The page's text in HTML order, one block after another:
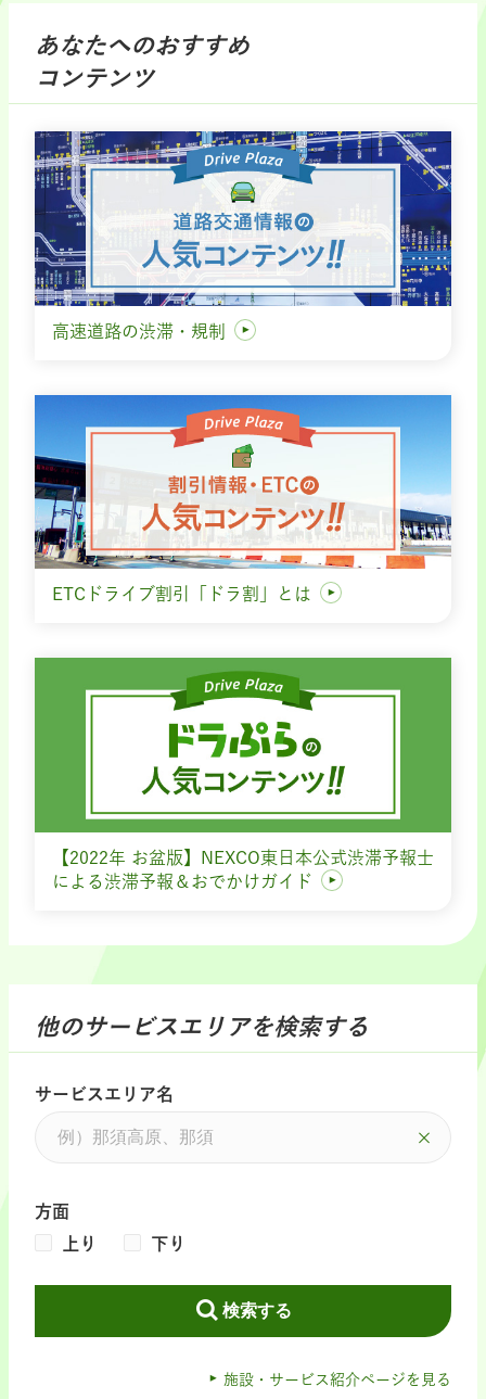
あなたへのおすすめ
コンテンツ
高速道路の渋滞・規制
ETCドライブ割引「ドラ割」とは
【2022年 お盆版】NEXCO東日本公式渋滞予報士
による渋滞予報＆おでかけガイド
他のサービスエリアを検索する
サービスエリア名
方面
上り
下り
検索する
施設・サービス紹介ページを見る